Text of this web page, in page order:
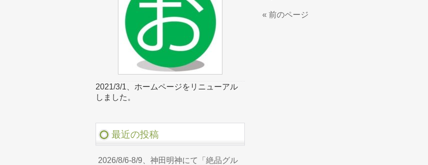
« 前のページ
2021/3/1、ホームページをリニューアル
しました。
最近の投稿
2026/8/6-8/9、神田明神にて「絶品グル